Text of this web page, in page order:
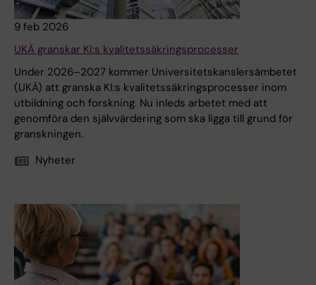
9 feb 2026
UKÄ granskar KI:s kvalitetssäkringsprocesser
Under 2026–2027 kommer Universitetskanslersämbetet
(UKÄ) att granska KI:s kvalitetssäkringsprocesser inom
utbildning och forskning. Nu inleds arbetet med att
genomföra den självvärdering som ska ligga till grund för
granskningen.
Nyheter